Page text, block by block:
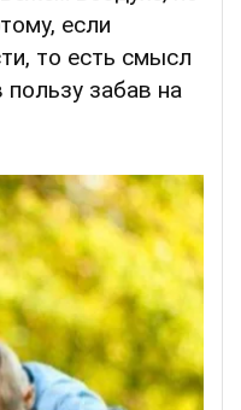
если
то есть смысл
забав на